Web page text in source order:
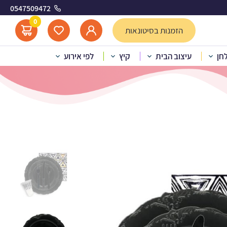
0547509472
הזמנות בסיטונאות
0
עיצוב הבית קיץ לפי אירוע חג וינטג’ שחור 10 אורחים